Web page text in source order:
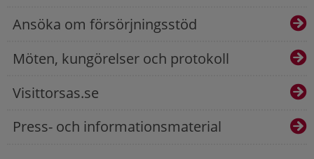
Ansöka om försörjningsstöd
Möten, kungörelser och protokoll
Visittorsas.se
Press- och informationsmaterial